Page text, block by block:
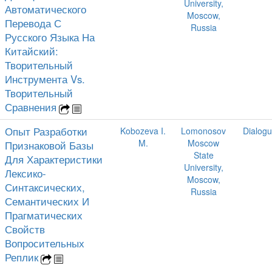
Автоматического
Перевода С
Русского Языка На
Китайский:
Творительный
Инструмента Vs.
Творительный
Сравнения
University,
Moscow,
Russia
Опыт Разработки
Признаковой Базы
Для Характеристики
Лексико-
Синтаксических,
Семантических И
Прагматических
Свойств
Вопросительных
Реплик
Kobozeva I.
M.
Lomonosov
Moscow
State
University,
Moscow,
Russia